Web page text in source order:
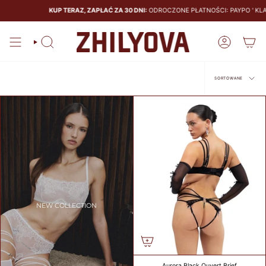
GUIDE
PANTIES
CALCULATE
YOUR BRA
SIZE
CM
COUNTRY
KUP TERAZ, ZAPŁAĆ ZA 30 DNI:ODROCZONE PŁATNOŚCI: PAYPO ' KLARNA
Szukaj Konto
SORTOWANE
NEW COLLECTION